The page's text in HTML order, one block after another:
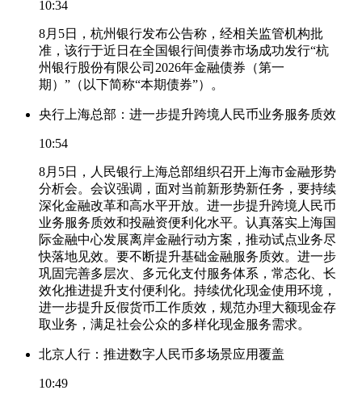
10:34
8月5日，杭州银行发布公告称，经相关监管机构批
准，该行于近日在全国银行间债券市场成功发行“杭
州银行股份有限公司2026年金融债券（第一
期）”（以下简称“本期债券”）。
央行上海总部：进一步提升跨境人民币业务服务质效
10:54
8月5日，人民银行上海总部组织召开上海市金融形势
分析会。会议强调，面对当前新形势新任务，要持续
深化金融改革和高水平开放。进一步提升跨境人民币
业务服务质效和投融资便利化水平。认真落实上海国
际金融中心发展离岸金融行动方案，推动试点业务尽
快落地见效。要不断提升基础金融服务质效。进一步
巩固完善多层次、多元化支付服务体系，常态化、长
效化推进提升支付便利化。持续优化现金使用环境，
进一步提升反假货币工作质效，规范办理大额现金存
取业务，满足社会公众的多样化现金服务需求。
北京人行：推进数字人民币多场景应用覆盖
10:49